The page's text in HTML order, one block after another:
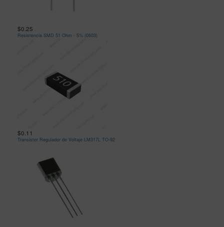
$0.25
Resistencia SMD 51 Ohm - 5% (0603)
$0.11
Transistor Regulador de Voltaje LM317L TO-92